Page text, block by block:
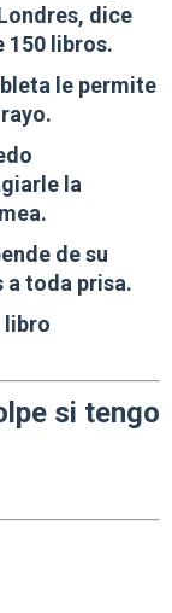
dice
150 libros.
le permite
la
de su
a toda prisa.
libro
si tengo